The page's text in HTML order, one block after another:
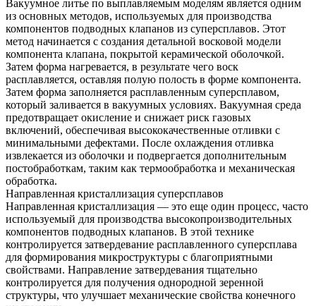
Вакуумное литье по выплавляемым моделям является одним
из основных методов, используемых для производства
компонентов подводных клапанов из суперсплавов. Этот
метод начинается с создания детальной восковой модели
компонента клапана, покрытой керамической оболочкой.
Затем форма нагревается, в результате чего воск
расплавляется, оставляя полую полость в форме компонента.
Затем форма заполняется расплавленным суперсплавом,
который заливается в вакуумных условиях. Вакуумная среда
предотвращает окисление и снижает риск газовых
включений, обеспечивая высококачественные отливки с
минимальными дефектами. После охлаждения отливка
извлекается из оболочки и подвергается дополнительным
постобработкам, таким как термообработка и механическая
обработка.
Направленная кристаллизация суперсплавов
Направленная кристаллизация — это еще один процесс, часто
используемый для производства высокопроизводительных
компонентов подводных клапанов. В этой технике
контролируется затвердевание расплавленного суперсплава
для формирования микроструктуры с благоприятными
свойствами. Направление затвердевания тщательно
контролируется для получения однородной зеренной
структуры, что улучшает механические свойства конечного